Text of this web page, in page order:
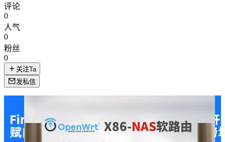
评论
0
人气
0
粉丝
0
关注Ta
发私信